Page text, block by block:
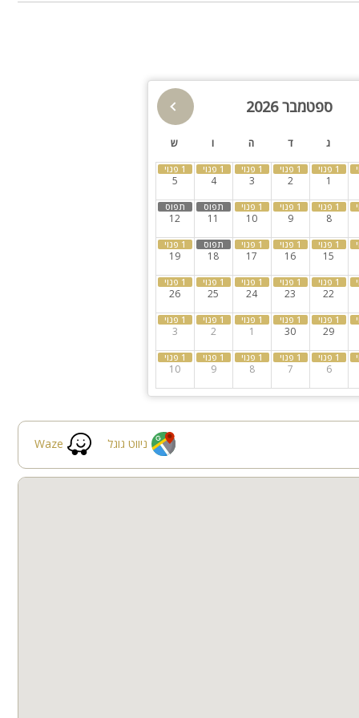
פלטה
ספטמבר 2026
ג ד ה ו ש
1
2
3
4
5
8
9
10
11
12
15
16
17
18
19
22
23
24
25
26
29
30
1
2
3
6
7
8
9
10
Waze ניווט גוגל